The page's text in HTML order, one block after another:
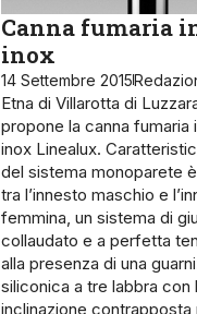
Canna fumaria
inox
14 Settembre 2015
Etna di Villarotta di
propone la canna fumaria
inox Linealux.
del sistema monoparete
tra l’innesto maschio e
femmina, un sistema di
collaudato e a perfetta
alla presenza di una
siliconica a tre labbra con
inclinazione contrapposta